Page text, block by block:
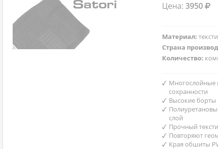
Цена:3950
Материал:
Страна
Количество:
Многослойные
сохранности
Высокие борты
слой
Прочный
Повторяют
Края обшиты